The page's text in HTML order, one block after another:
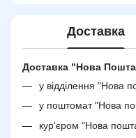
Доставка
Доставка "Нова
у відділення "Нова
у поштомат "Нова
кур'єром "Нова